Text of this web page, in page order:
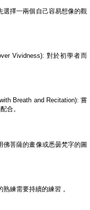
選擇一兩個自己容易想像的觀
Vividness): 對於初學者而
Breath and Recitation): 嘗
合。
佛菩薩的畫像或悉曇梵字的圖
熟練需要持續的練習 。